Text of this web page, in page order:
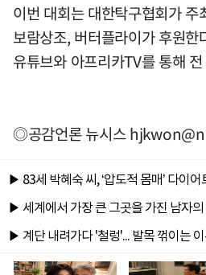
이번 대회는 대한탁구협회가
보람상조, 버터플라이가 후원한
유튜브와 아프리카TV를 통해
◎공감언론 뉴시스